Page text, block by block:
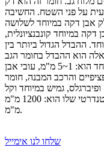
על פני השטח. החשיבה
אבן דקה במיוחד לשלושה
דקה במיוחד קונבנציונלית,
ההבדל הגדול ביותר בין
בנוסף, העובי המקובל של אבן דקה במיוחד הוא: 1~5 מ"מ, עובי אבן
המפרט הספציפיים והרכב המבנה, חומר
גמיש במיוחד וקל
משקל, הגודל הסטנדרטי שלו הוא: 1200 מ"מx600 מ"מ ו- 1200x2400
מ"מ.
שלחו לנו אימייל